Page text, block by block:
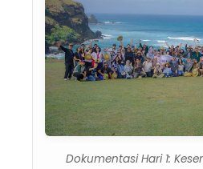
Dokumentasi Hari 1: